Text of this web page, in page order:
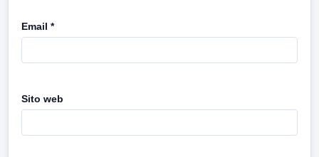
Email *
Sito web